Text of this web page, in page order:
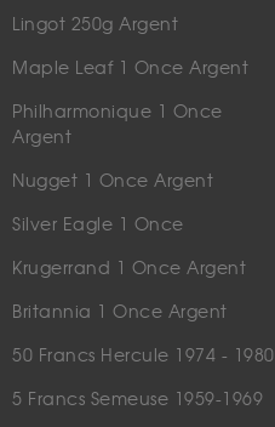
Lingot 250g Argent
Maple Leaf 1 Once Argent
Philharmonique 1 Once
Argent
Nugget 1 Once Argent
Silver Eagle 1 Once
Krugerrand 1 Once Argent
Britannia 1 Once Argent
50 Francs Hercule 1974 - 1980
5 Francs Semeuse 1959-1969